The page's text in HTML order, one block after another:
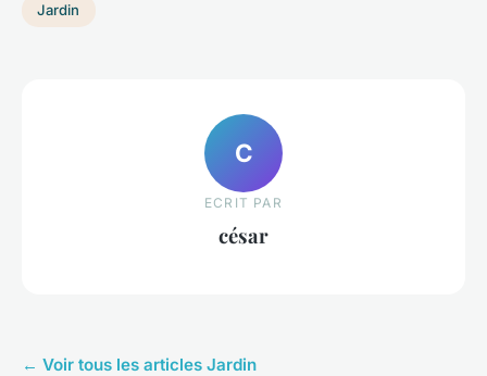
Jardin
C
ECRIT PAR
césar
← Voir tous les articles Jardin